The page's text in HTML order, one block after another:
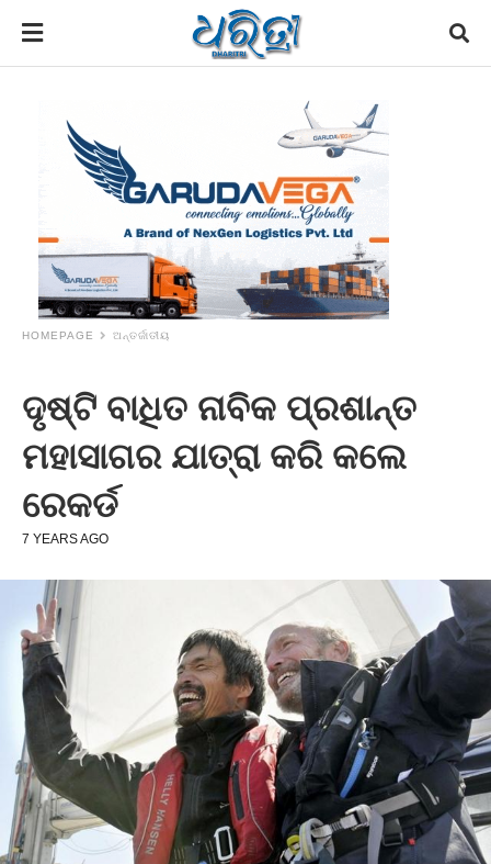
HOMEPAGE ଅନ୍ତର୍ଜାତୀୟ
ଦୃଷ୍ଟି ବାଧିତ ନାବିକ ପ୍ରଶାନ୍ତ
ମହାସାଗର ଯାତ୍ରା କରି କଲେ
ରେକର୍ଡ
7 YEARS AGO